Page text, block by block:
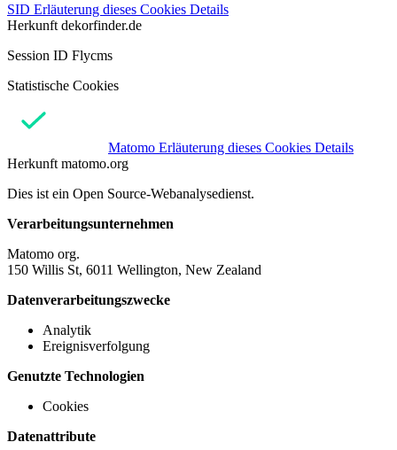
SID Erläuterung dieses Cookies Details
Herkunft dekorfinder.de
Session ID Flycms
Statistische Cookies
Matomo Erläuterung dieses Cookies Details
Herkunft matomo.org
Dies ist ein Open Source-Webanalysedienst.
Verarbeitungsunternehmen
Matomo org.
150 Willis St, 6011 Wellington, New Zealand
Datenverarbeitungszwecke
Analytik
Ereignisverfolgung
Genutzte Technologien
Cookies
Datenattribute